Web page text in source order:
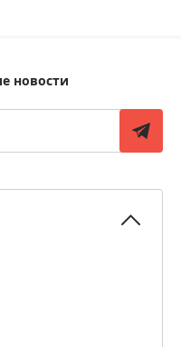
новости